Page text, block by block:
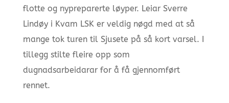
flotte og nypreparerte løyper. Leiar Sverre
Lindøy i Kvam LSK er veldig nøgd med at så
mange tok turen til Sjusete på så kort varsel. I
tillegg stilte fleire opp som
dugnadsarbeidarar for å få gjennomført
rennet.